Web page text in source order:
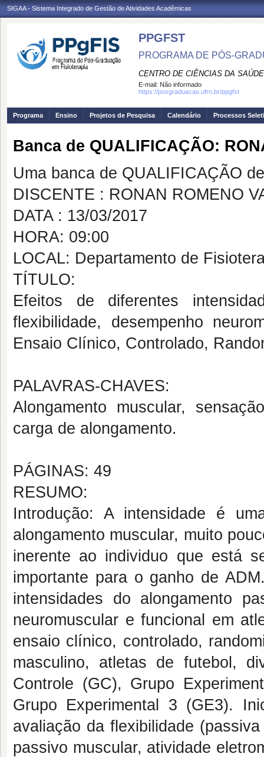
SIGAA - Sistema Integrado de Gestão de Atividades Acadêmicas
PPGFST
PROGRAMA DE PÓS-
CENTRO DE CIÊNCIAS DA SAÚDE
E-mail: Não informado
https://posgraduacao.ufrn.br/ppgfst
Programa Ensino Projetos de Pesquisa Calendário Processos
Banca de QUALIFICAÇÃO:
Uma banca de QUALIFICAÇÃO
DISCENTE : RONAN ROMENO
DATA : 13/03/2017
HORA: 09:00
LOCAL: Departamento de
TÍTULO:
Efeitos de diferentes
flexibilidade, desempenho
Ensaio Clínico, Controlado,
PALAVRAS-CHAVES:
Alongamento muscular,
carga de alongamento.
PÁGINAS: 49
RESUMO:
Introdução: A intensidade é
alongamento muscular, muito
inerente ao individuo que está
importante para o ganho de
intensidades do alongamento
neuromuscular e funcional em
ensaio clínico, controlado,
masculino, atletas de futebol,
Controle (GC), Grupo
Grupo Experimental 3 (GE3).
avaliação da flexibilidade
passivo muscular, atividade